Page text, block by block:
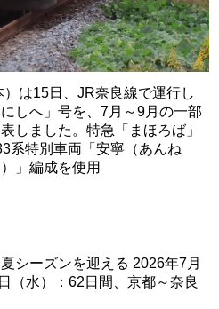
は15日、JR奈良線で運行し
しへ」号を、7月～9月の一部
しました。特急「まほろば」
系特別車両「安寧（あんね
」編成を使用
シーズンを迎える 2026年7月
（水）：62日間、京都～奈良